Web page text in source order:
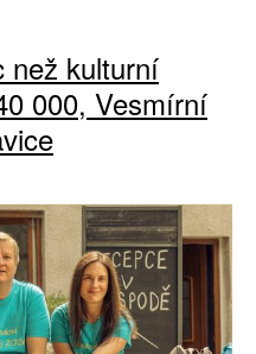
než kulturní
000, Vesmírní